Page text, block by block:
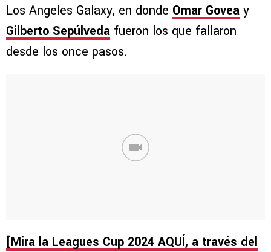
Los Angeles Galaxy, en donde Omar Govea y
Gilberto Sepúlveda fueron los que fallaron
desde los once pasos.
[Mira la Leagues Cup 2024 AQUÍ, a través del